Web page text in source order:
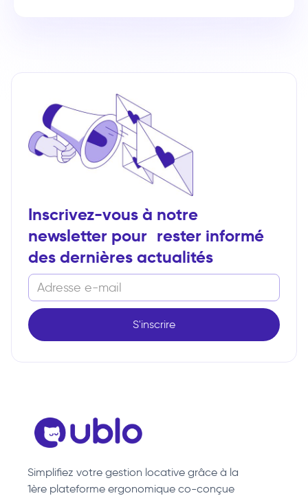
Inscrivez-vous à notre
newsletter pour rester informé
des dernières actualités
Simplifiez votre gestion locative grâce à la
1ère plateforme ergonomique co-conçue